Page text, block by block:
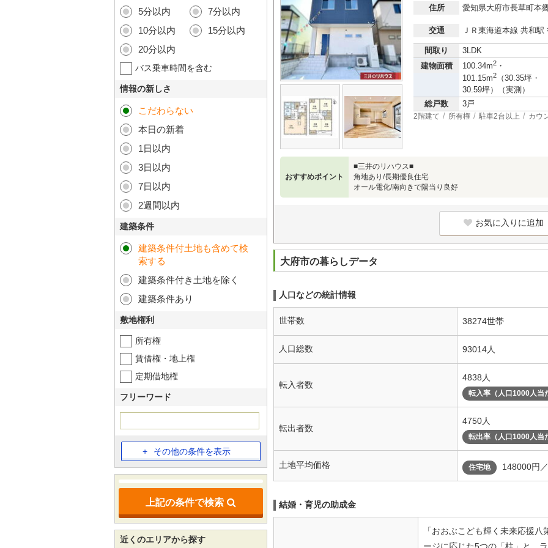
住所 愛知県大府市長草町本
交通 ＪＲ東海道本線 共和駅
間取り
3LDK
建物面積
100.34m2 ・
101.15m2
（30.35坪・
30.59坪）（実測）
総戸数
3戸
2階建て 所有権 駐車2台以上 カウ
おすすめポイント
■三井のリハウス■
角地あり/長期優良住宅
オール電化/南向きで陽当り良好
お気に入りに追加
大府市の暮らしデータ
人口などの統計情報
世帯数 38274世帯
人口総数 93014人
転入者数
4838人
転入率（人口1000人当
転出者数
4750人
転出率（人口1000人当
土地平均価格 住宅地 148000円
結婚・育児の助成金
「おおぶこども輝く未来応援
5分以内
7分以内
10分以内
15分以内
20分以内
バス乗車時間を含む
情報の新しさ
こだわらない
本日の新着
1日以内
3日以内
7日以内
2週間以内
建築条件
建築条件付土地も含めて検
索する
建築条件付き土地を除く
建築条件あり
敷地権利
所有権
賃借権・地上権
定期借地権
フリーワード
その他の条件を表示
上記の条件で検索
近くのエリアから探す